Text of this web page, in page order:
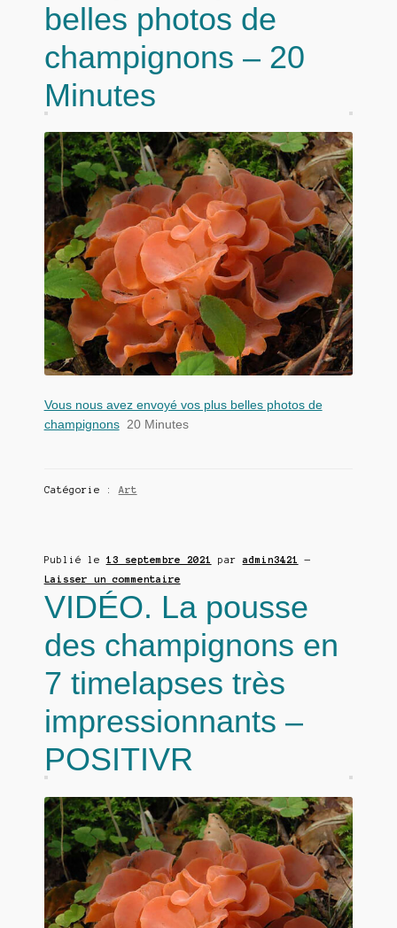
belles photos de
champignons – 20
Minutes
Vous nous avez envoyé vos plus belles photos de
champignons
20 Minutes
Catégorie : Art
Publié le 13 septembre 2021 paradmin3421
—
Laisser un commentaire
VIDÉO. La pousse
des champignons en
7 timelapses très
impressionnants –
POSITIVR